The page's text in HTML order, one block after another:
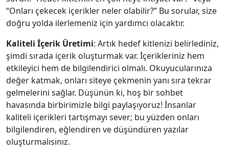
“Onları çekecek içerikler neler olabilir?” Bu sorular, size
doğru yolda ilerlemeniz için yardımcı olacaktır.
Kaliteli İçerik Üretimi: Artık hedef kitlenizi belirlediniz,
şimdi sırada içerik oluşturmak var. İçerikleriniz hem
etkileyici hem de bilgilendirici olmalı. Okuyucularınıza
değer katmak, onları siteye çekmenin yanı sıra tekrar
gelmelerini sağlar. Düşünün ki, hoş bir sohbet
havasında birbirimizle bilgi paylaşıyoruz! İnsanlar
kaliteli içerikleri tartışmayı sever; bu yüzden onları
bilgilendiren, eğlendiren ve düşündüren yazılar
oluşturmalısınız.